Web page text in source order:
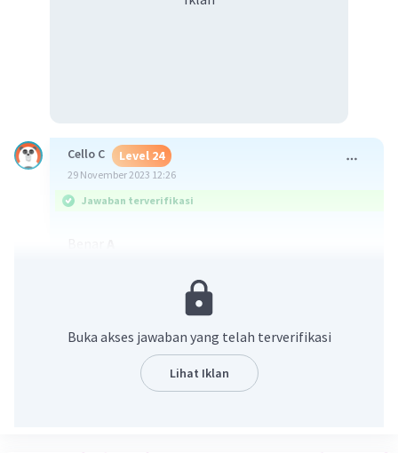
Cello C Level 24
29 November 2023 12:26
Jawaban terverifikasi
Tujuan Belanda datang ke Indonesia, sama
dengan bangsa-bangsa Eropa lainnya, yaitu
mencari kekayaan, monopoli perdagangan, dan
mencari daerah jajahan.
5.0(1) Balas
Buka akses jawaban yang telah terverifikasi
Lihat Iklan